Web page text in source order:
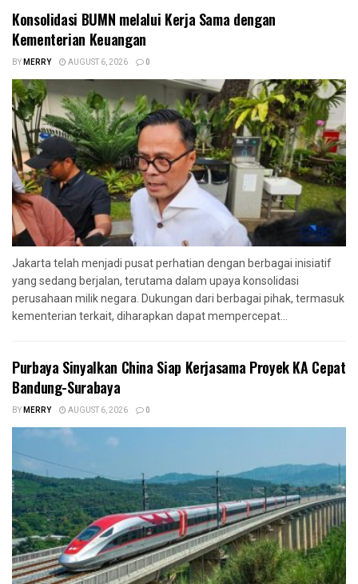
Konsolidasi BUMN melalui Kerja Sama dengan
Kementerian Keuangan
BYMERRY AUGUST 6, 2026 0
Jakarta telah menjadi pusat perhatian dengan berbagai inisiatif
yang sedang berjalan, terutama dalam upaya konsolidasi
perusahaan milik negara. Dukungan dari berbagai pihak, termasuk
kementerian terkait, diharapkan dapat mempercepat...
Purbaya Sinyalkan China Siap Kerjasama Proyek KA Cepat
Bandung-Surabaya
BYMERRY AUGUST 6, 2026 0